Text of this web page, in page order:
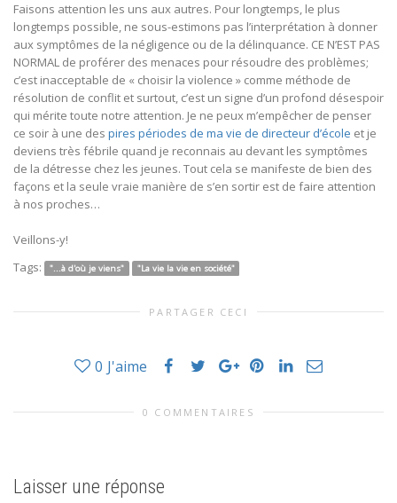
Faisons attention les uns aux autres. Pour longtemps, le plus
longtemps possible, ne sous-estimons pas l’interprétation à donner
aux symptômes de la négligence ou de la délinquance. CE N’EST PAS
NORMAL de proférer des menaces pour résoudre des problèmes;
c’est inacceptable de « choisir la violence » comme méthode de
résolution de conflit et surtout, c’est un signe d’un profond désespoir
qui mérite toute notre attention. Je ne peux m’empêcher de penser
ce soir à une des pires périodes de ma vie de directeur d’école et je
deviens très fébrile quand je reconnais au devant les symptômes
de la détresse chez les jeunes. Tout cela se manifeste de bien des
façons et la seule vraie manière de s’en sortir est de faire attention
à nos proches…
Veillons-y!
Tags:
"...à d'où je viens" "La vie la vie en société"
PARTAGER CECI
0 J'aime
0 COMMENTAIRES
Laisser une réponse